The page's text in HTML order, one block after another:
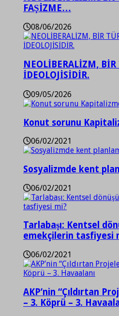
FAŞİZME…
08/06/2026
NEOLİBERALİZM,
İDEOLOJİSİDİR.
09/05/2026
Konut sorunu
06/02/2021
Sosyalizmde kent
06/02/2021
Tarlabaşı: Kentsel
emekçilerin tasfiyesi
06/02/2021
AKP’nin “Çıldırtan
– 3. Köprü – 3.